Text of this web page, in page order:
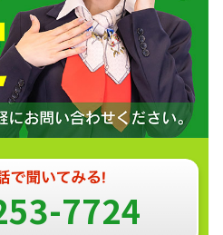
7724